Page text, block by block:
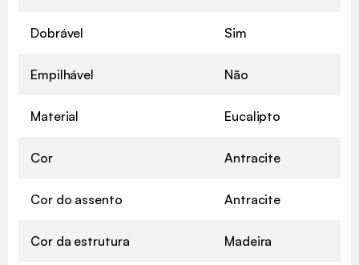
Dobrável Sim
Empilhável Não
Material Eucalipto
Cor Antracite
Cor do assento Antracite
Cor da estrutura Madeira